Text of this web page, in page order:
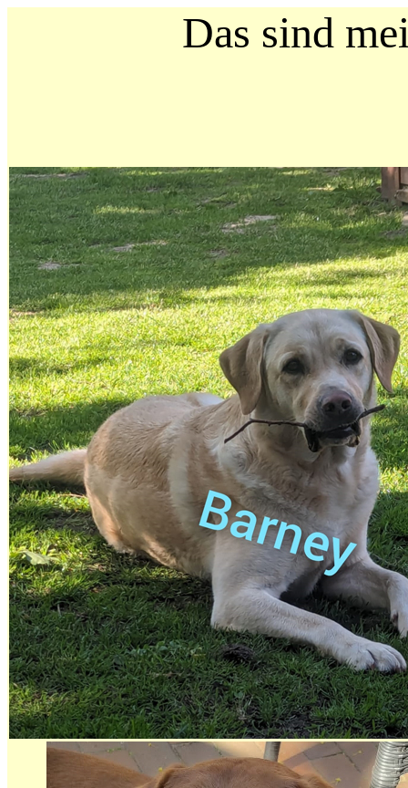
Das sind meine